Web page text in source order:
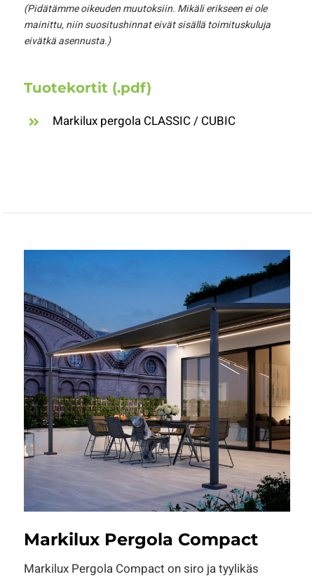
(Pidätämme oikeuden muutoksiin. Mikäli erikseen ei ole
mainittu, niin suositushinnat eivät sisällä toimituskuluja
eivätkä asennusta.)
Tuotekortit (.pdf)
Markilux pergola CLASSIC / CUBIC
Markilux Pergola Compact
Markilux Pergola Compact on siro ja tyylikäs